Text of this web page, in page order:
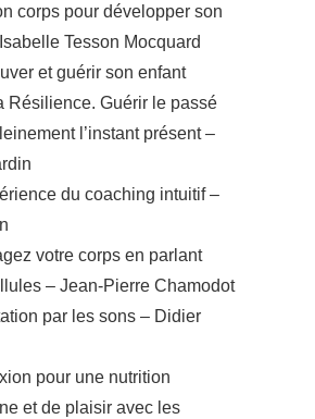
corps pour développer son
Tesson Mocquard
et guérir son enfant
Résilience. Guérir le passé
l’instant présent –
du coaching intuitif –
votre corps en parlant
– Jean-Pierre Chamodot
par les sons – Didier
pour une nutrition
et de plaisir avec les